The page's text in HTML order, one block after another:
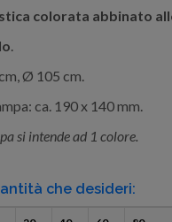
colorata abbinato
.
Ø 105 cm.
ca. 190 x 140 mm.
si intende ad 1 colore.
che desideri: